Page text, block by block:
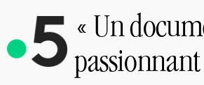
« Un
passionnant